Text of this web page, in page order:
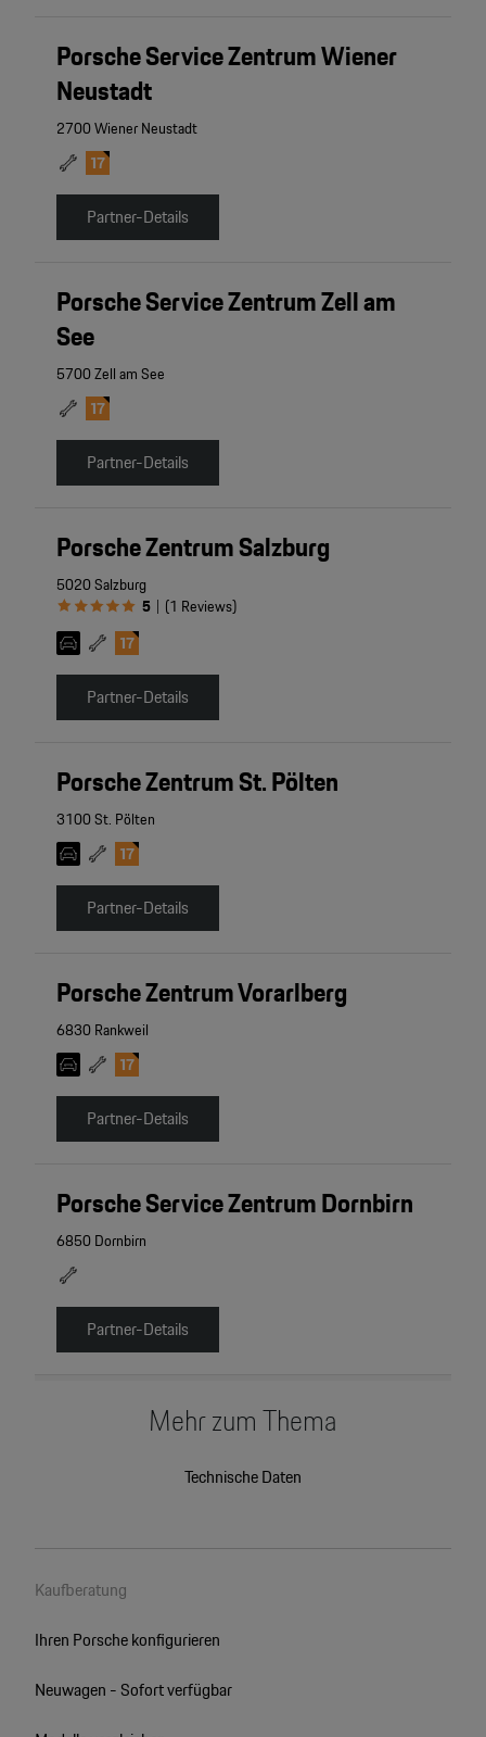
Porsche Service Zentrum Wiener
Neustadt
2700 Wiener Neustadt
Partner-Details
Porsche Service Zentrum Zell am
See
5700 Zell am See
Partner-Details
Porsche Zentrum Salzburg
5020 Salzburg
5 | (1 Reviews)
Partner-Details
Porsche Zentrum St. Pölten
3100 St. Pölten
Partner-Details
Porsche Zentrum Vorarlberg
6830 Rankweil
Partner-Details
Porsche Service Zentrum Dornbirn
6850 Dornbirn
Partner-Details
Mehr zum Thema
Technische Daten
Kaufberatung
Ihren Porsche konfigurieren
Neuwagen - Sofort verfügbar